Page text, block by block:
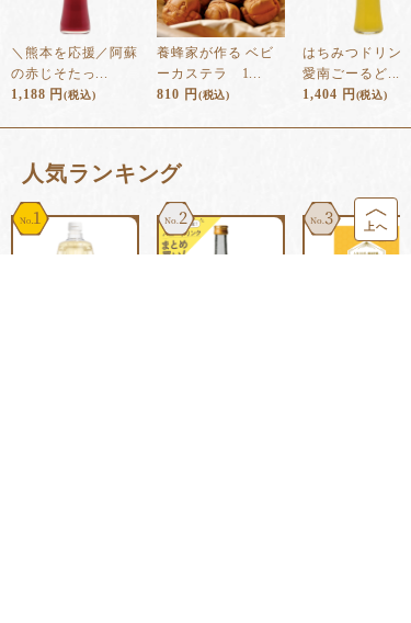
＼熊本を応援／阿蘇
の赤じそたっ...
1,188 円(税込)
養蜂家が作る ベビ
ーカステラ 1...
810 円 (税込)
はちみつドリン
愛南ごーるど...
1,404 円 (税込)
⼈気ランキング
上へ